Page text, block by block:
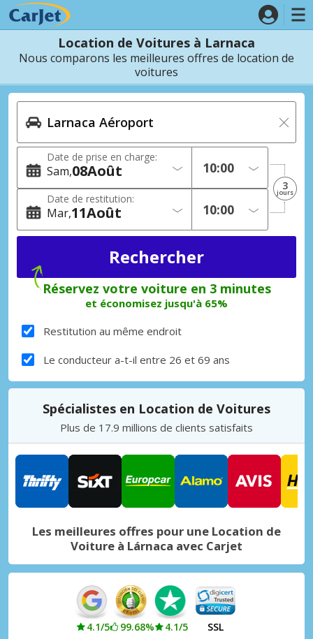
Location de Voitures à Larnaca
Nous comparons les meilleures offres de location de
voitures
Date de prise en charge:
Sam 08Août
Date de restitution:
Mar 11Août
3
jours
Réservez votre voiture en 3 minutes
et économisez jusqu'à 65%
Restitution au même endroit
Le conducteur a-t-il entre 26 et 69 ans
Spécialistes en Location de Voitures
Plus de 17.9 millions de clients satisfaits
Les meilleures offres pour une Location de
Voiture à Lárnaca avec Carjet
4.1/5 99.68% 4.1/5 SSL